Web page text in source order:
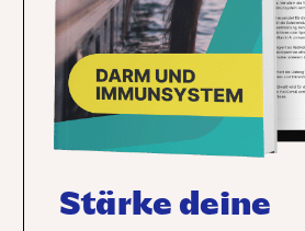
Stärke deine